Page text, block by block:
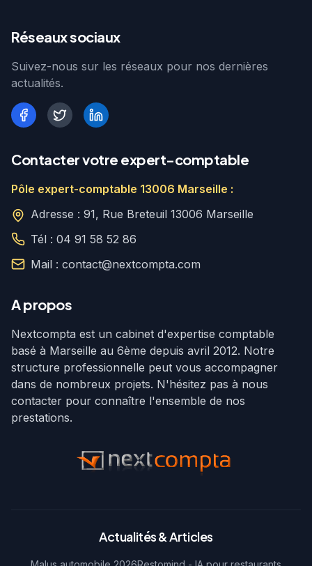
Réseaux sociaux
Suivez-nous sur les réseaux pour nos dernières
actualités.
Contacter votre expert-comptable
Pôle expert-comptable 13006 Marseille :
Adresse : 91, Rue Breteuil 13006 Marseille
Tél : 04 91 58 52 86
Mail : contact@nextcompta.com
A propos
Nextcompta est un cabinet d'expertise comptable
basé à Marseille au 6ème depuis avril 2012. Notre
structure professionnelle peut vous accompagner
dans de nombreux projets. N'hésitez pas à nous
contacter pour connaître l'ensemble de nos
prestations.
Actualités & Articles